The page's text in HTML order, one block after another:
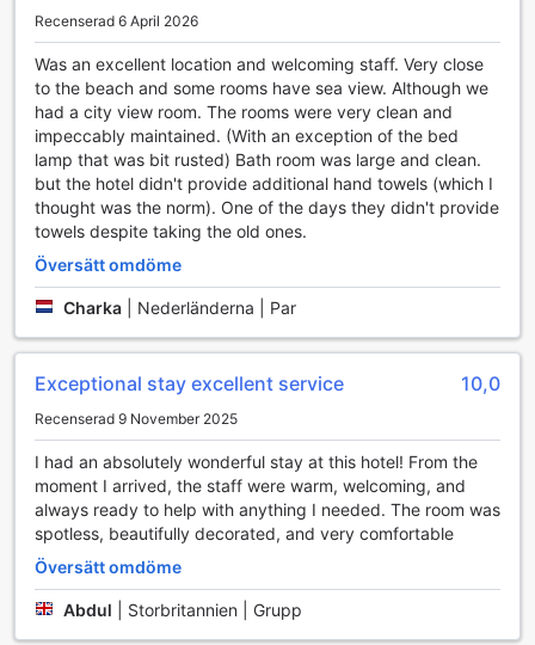
hotellet även room service för din bekvämlighet.
Bekvämligheter för transport: Gratis parkering på plats
Hilton Garden Inn Tanger City Center erbjuder sina gäster
en bekväm och kostnadsfri parkeringsplats direkt på
hotellets område. Detta gör det enkelt för gäster att
komma och gå utan att behöva oroa sig för
parkeringsavgifter eller att leta efter plats i stadens trånga
gator. Den tillgängliga parkeringen är idealisk för
bilresenärer som vill ha en smidig och problemfri vistelse.
Bekväma rumfaciliteter på Hilton Garden Inn Tanger City
Center
Upplev en avkopplande vistelse i Hilton Garden Inn Tanger
City Center, där varje rum är utrustat med moderna
bekvämligheter för att göra din vistelse så behaglig som
möjligt. Njut av underhållning med inbyggda filmer, en stor
TV och satellit-/kabel-TV, vilket ger dig möjlighet att koppla
av med dina favoritprogram eller filmer efter en lång dag.
För att säkerställa att du får en god natts sömn finns det
mörkläggningsgardiner som skapar en lugn och mörk miljö.
Upplev en smakrik matupplevelse på Hilton Garden Inn
Tanger City Center
Recenserad 6 April 2026
Was an excellent location and welcoming staff. Very close
to the beach and some rooms have sea view. Although we
had a city view room. The rooms were very clean and
impeccably maintained. (With an exception of the bed
lamp that was bit rusted) Bath room was large and clean.
but the hotel didn't provide additional hand towels (which I
thought was the norm). One of the days they didn't provide
towels despite taking the old ones.
Översätt omdöme
Charka Nederländerna | Par
Exceptional stay excellent service 10,0
Recenserad 9 November 2025
I had an absolutely wonderful stay at this hotel! From the
moment I arrived, the staff were warm, welcoming, and
always ready to help with anything I needed. The room was
spotless, beautifully decorated, and very comfortable
Översätt omdöme
Abdul Storbritannien | Grupp